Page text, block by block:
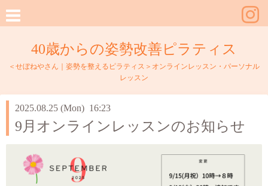
40歳からの姿勢改善ピラティス
＜せぼねやさん｜姿勢を整えるピラティス＞オンラインレッスン・パーソナル
レッスン
2025.08.25 (Mon) 16:23
9月オンラインレッスンのお知らせ